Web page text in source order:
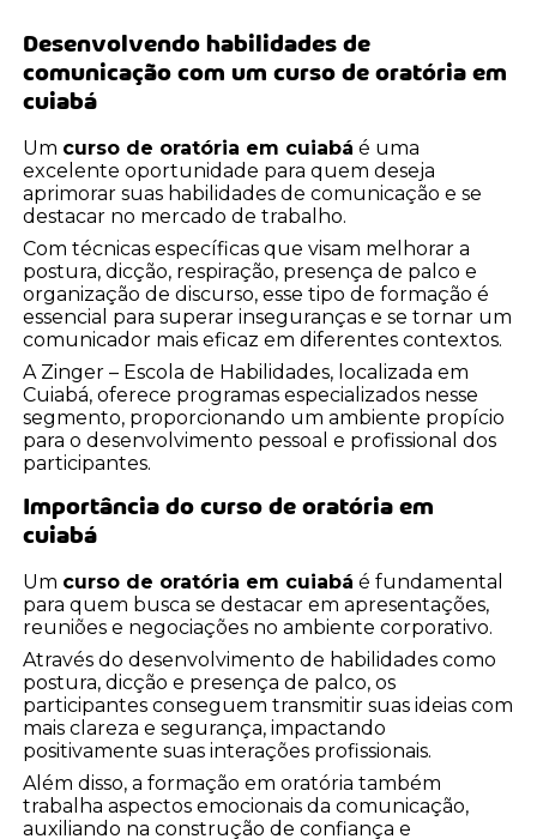
Desenvolvendo habilidades de
comunicação com umcurso de oratória em
cuiabá
Um curso de oratória em cuiabá é uma
excelente oportunidade para quem deseja
aprimorar suas habilidades de comunicação e se
destacar no mercado de trabalho.
Com técnicas específicas que visam melhorar a
postura, dicção, respiração, presença de palco e
organização de discurso, esse tipo de formação é
essencial para superar inseguranças e se tornar um
comunicador mais eficaz em diferentes contextos.
A Zinger – Escola de Habilidades, localizada em
Cuiabá, oferece programas especializados nesse
segmento, proporcionando um ambiente propício
para o desenvolvimento pessoal e profissional dos
participantes.
Importância docurso de oratória em
cuiabá
Um curso de oratória em cuiabá é fundamental
para quem busca se destacar em apresentações,
reuniões e negociações no ambiente corporativo.
Através do desenvolvimento de habilidades como
postura, dicção e presença de palco, os
participantes conseguem transmitir suas ideias com
mais clareza e segurança, impactando
positivamente suas interações profissionais.
Além disso, a formação em oratória também
trabalha aspectos emocionais da comunicação,
auxiliando na construção de confiança e